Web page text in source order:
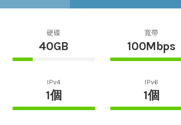
硬碟
40GB
25%
寬帶
100Mbps
100%
IPv4
1個
100%
IPv6
1個
100%